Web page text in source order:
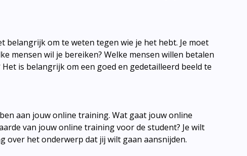
om te weten tegen wie je het hebt. Je moet
mensen wil je bereiken? Welke mensen willen betalen
is belangrijk om een goed en gedetailleerd beeld te
aan jouw online training. Wat gaat jouw online
van jouw online training voor de student? Je wilt
over het onderwerp dat jij wilt gaan aansnijden.